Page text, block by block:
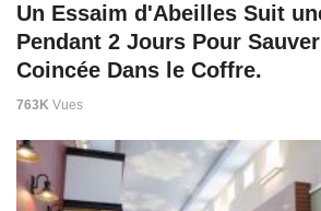
Un Essaim d'Abeilles Suit
Pendant 2 Jours Pour
Coincée Dans le Coffre.
763K Vues